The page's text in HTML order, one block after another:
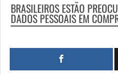
BRASILEIROS ESTÃO
DADOS PESSOAIS EM